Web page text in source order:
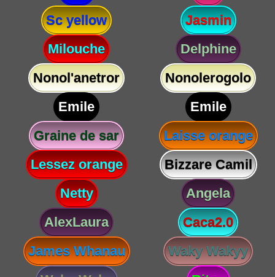
Sc yellow
Jasmin
Milouche
Delphine
Nonol'anetror
Nonolerogolo
Emile
Emile
Graine de sar
Laisse orange
Lessez orange
Bizzare Camil
Netty
Angela
AlexLaura
Caca2.0
James Whanau
Waky Wakyy